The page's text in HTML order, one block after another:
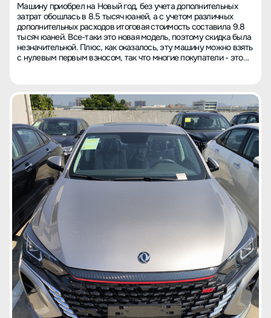
Машину приобрел на Новый год, без учета дополнительных
затрат обошлась в 8.5 тысяч юаней, а с учетом различных
дополнительных расходов итоговая стоимость составила 9.8
тысяч юаней. Все-таки это новая модель, поэтому скидка была
незначительной. Плюс, как оказалось, эту машину можно взять
с нулевым первым взносом, так что многие покупатели - это
ездил на старом Королле, и в плане управляемости старая
машина, можно сказать, ничего не имела: тормоза и педаль
газа были очень мягкими. Пересев на новую машину, сначала
было немного непривычно. Расход топлива составляет 8
литров на 100 километров, что примерно столько же, как у
старого Короллы. Однако, новая машина явно выигрывает по
оснащению: камера заднего вида, круиз-контроль — даже если
не всегда ими пользуюсь, это добавляет уверенности. Что
касается внешнего вида, самый крутой момент — включение
фар ночью, сразу вызывает ощущение солидности.
Спортивные диски и массивный передок выглядят очень
стильно. Интерьер выглядит довольно изящно, но ощущение
пластика сильно чувствуется, и запах тоже был резкий
сначала. Помню, когда забирал машину, даже продавец
отметил сильный запах и дал мне освежитель воздуха, не
знаю, где он его раздобыл. По приезду домой я часто
проветривал машину, а на дороге все время ездил с
открытыми окнами (на малых скоростях), кондиционер почти не
включал, боялся, что запах вызовет дискомфорт. В общем,
выбирая машину исходя из бюджета, я остановился на этой
модели. Я сторонник покупки новых машин, не старых, и за эту
цену Yixuan Max — неплохой выбор.